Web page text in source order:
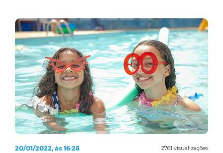
2761 visualizações
20/01/2022, às 16:28